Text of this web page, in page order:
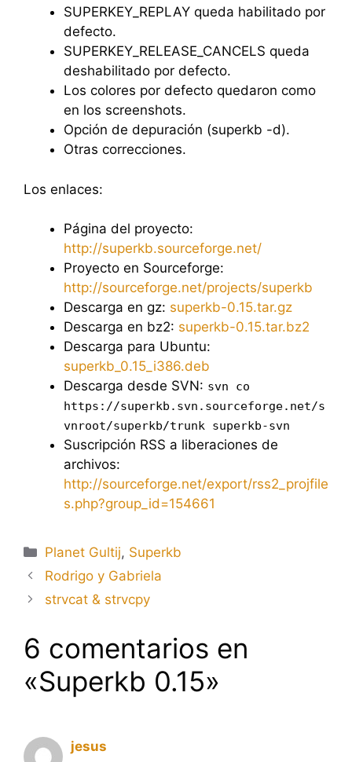
SUPERKEY_REPLAY queda habilitado por
defecto.
SUPERKEY_RELEASE_CANCELS queda
deshabilitado por defecto.
Los colores por defecto quedaron como
en los screenshots.
Opción de depuración (superkb -d).
Otras correcciones.
Los enlaces:
Página del proyecto:
http://superkb.sourceforge.net/
Proyecto en Sourceforge:
http://sourceforge.net/projects/superkb
Descarga en gz: superkb-0.15.tar.gz
Descarga en bz2: superkb-0.15.tar.bz2
Descarga para Ubuntu:
superkb_0.15_i386.deb
Descarga desde SVN: svn co
https://superkb.svn.sourceforge.net/s
vnroot/superkb/trunk superkb-svn
Suscripción RSS a liberaciones de
archivos:
http://sourceforge.net/export/rss2_projfile
s.php?group_id=154661
Categorías
Planet Gultij, Superkb
Rodrigo y Gabriela
strvcat & strvcpy
6 comentarios en
«Superkb 0.15»
jesus